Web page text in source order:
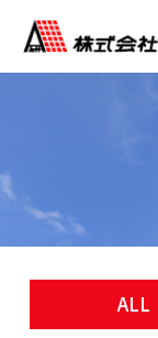
ALL